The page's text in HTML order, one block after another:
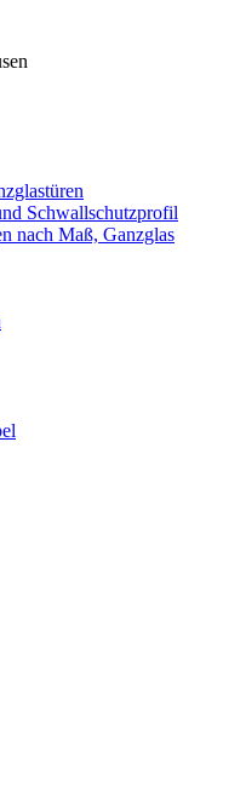
Schwallschutzprofil
nach Maß, Ganzglas